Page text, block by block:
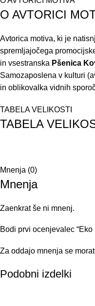
O AVTORICI
Avtorica motiva, ki je
spremljajočega
in vsestranska Pšenica
Samozaposlena v kulturi
in oblikovalka vidnih
TABELA VELIKOSTI
TABELA
Mnenja (0)
Mnenja
Zaenkrat še ni mnenj.
Bodi prvi ocenjevalec
Za oddajo mnenja se
Podobni izdelki